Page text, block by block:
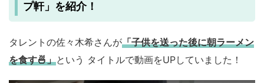
プ軒」を紹介！
タレントの佐々木希さんが「子供を送った後に朝ラーメン
を食す🍜」という タイトルで動画をUPしていました！